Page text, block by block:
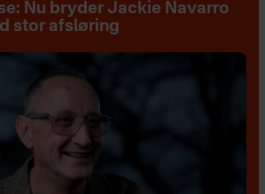
Nu bryder Jackie Navarro
stor afsløring